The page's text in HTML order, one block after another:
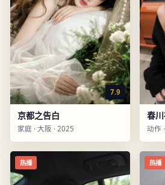
7.9
京都之告白
家庭 · 大阪 · 2025
春
动作 ·
热播 热播